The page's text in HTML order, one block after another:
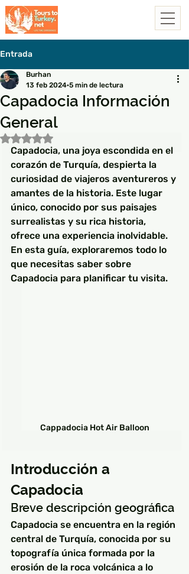
Entrada
Capadocia Información
General
Burhan
13 feb 2024 5 min de lectura
Obtuvo NaN de 5 estrellas.
Capadocia, una joya escondida en el
corazón de Turquía, despierta la
curiosidad de viajeros aventureros y
amantes de la historia. Este lugar
único, conocido por sus paisajes
surrealistas y su rica historia,
ofrece una experiencia inolvidable.
En esta guía, exploraremos todo lo
que necesitas saber sobre
Capadocia para planificar tu visita.
Cappadocia Hot Air Balloon
Introducción a
Capadocia
Breve descripción geográfica
Capadocia se encuentra en la región
central de Turquía, conocida por su
topografía única formada por la
erosión de la roca volcánica a lo